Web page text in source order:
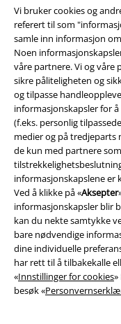
Vi bruker cookies og
referert til som
samle inn informasjon
Noen
våre partnere. Vi og
sikre påliteligheten og
og tilpasse
informasjonskapsler for
(f.eks. personlig
medier og på tredjeparts
de kun med partnere
informasjonskapslene er
Ved å klikke på «Aksepter
informasjonskapsler blir
kan du nekte samtykke
bare nødvendige
dine individuelle
har rett til å tilbakekalle
«Innstillinger for cookies
besøk «
Her kan du laste ned
A Warner